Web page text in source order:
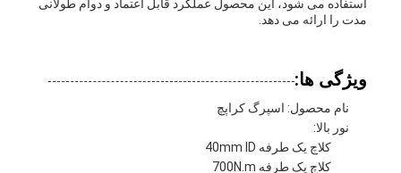
استفاده می شود، این محصول عملکرد قابل اعتماد و دوام طولانی
مدت را ارائه می دهد.
ویژگی ها:
نام محصول: اسپرگ کراپچ
نور بالا:
کلاچ یک طرفه 40mm ID
کلاچ یک طرفه 700N.m